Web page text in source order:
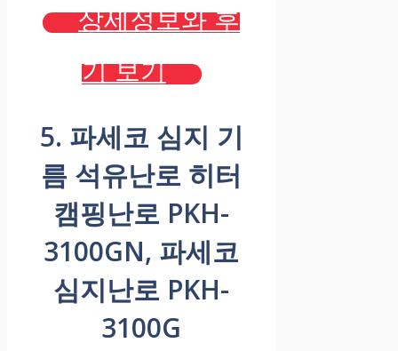
상세정보와 후
기 보기
5. 파세코 심지 기
름 석유난로 히터
캠핑난로 PKH-
3100GN, 파세코
심지난로 PKH-
3100G